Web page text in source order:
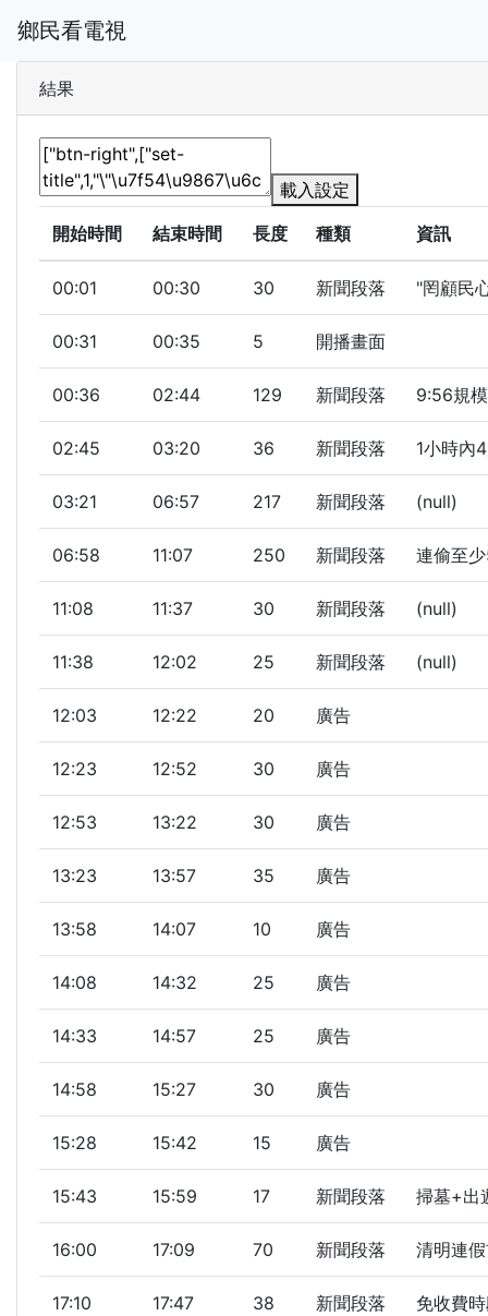
鄉民看電視
結果
載入設定
開始時間
結束時間 長度 種類 資訊
00:01 00:30 30 新聞段落 "罔顧民
00:31 00:35 5 開播畫面
00:36 02:44 129 新聞段落 9:56規
02:45 03:20 36 新聞段落 1小時內
03:21 06:57 217 新聞段落 (null)
06:58 11:07 250 新聞段落 連偷至
11:08 11:37 30 新聞段落 (null)
11:38 12:02 25 新聞段落 (null)
12:03 12:22 20 廣告
12:23 12:52 30 廣告
12:53 13:22 30 廣告
13:23 13:57 35 廣告
13:58 14:07 10 廣告
14:08 14:32 25 廣告
14:33 14:57 25 廣告
14:58 15:27 30 廣告
15:28 15:42 15 廣告
15:43 15:59 17 新聞段落 掃墓+出
16:00 17:09 70 新聞段落 清明連
17:10 17:47 38 新聞段落 免收費